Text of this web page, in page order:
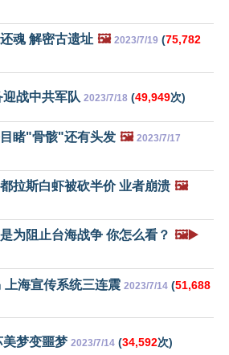
魂 解密古遗址 🖼️ 2023/7/19 (75,782
战中共军队 2023/7/18 (49,949次)
睹"骨骸"还有头发 🖼️ 2023/7/17
拉斯白虾被砍半价 业者崩溃 🖼️
为阻止台海战争 你怎么看？ 🖼️▶️
上海宣传系统三连震 2023/7/14 (51,688
梦变噩梦 2023/7/14 (34,592次)